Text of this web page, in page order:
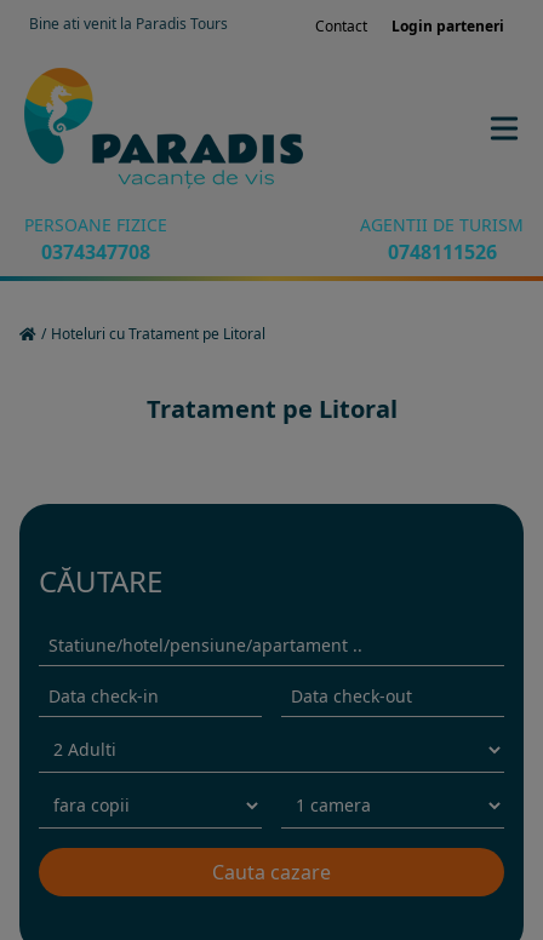
Bine ati venit la Paradis Tours Contact Login parteneri
PERSOANE FIZICE
0374347708
AGENTII DE TURISM
0748111526
/ Hoteluri cu Tratament pe Litoral
Tratament pe Litoral
CĂUTARE